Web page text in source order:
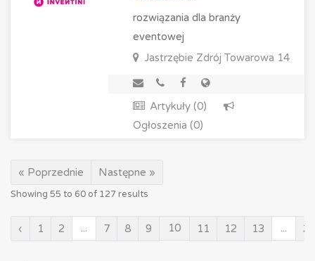
rozwiązania dla branży
eventowej
Jastrzębie Zdrój Towarowa 14
Artykuły (0)
Ogłoszenia (0)
« Poprzednie Następne »
Showing 55 to 60 of 127 results
‹ 1 2 ... 7 8 9 10 11 12 13 ... 21